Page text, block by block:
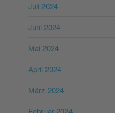
Juli 2024
Juni 2024
Mai 2024
April 2024
März 2024